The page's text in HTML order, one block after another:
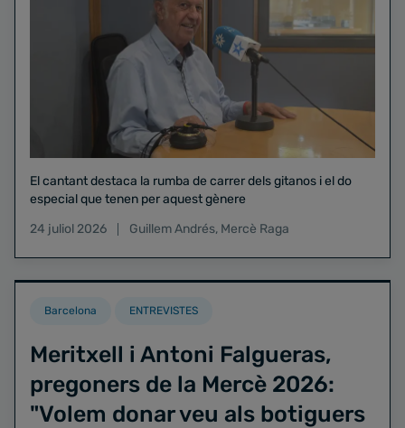
El cantant destaca la rumba de carrer dels gitanos i el do
especial que tenen per aquest gènere
24 juliol 2026
Guillem Andrés, Mercè Raga
Barcelona ENTREVISTES
Meritxell i Antoni Falgueras,
pregoners de la Mercè 2026:
"Volem donar veu als botiguers